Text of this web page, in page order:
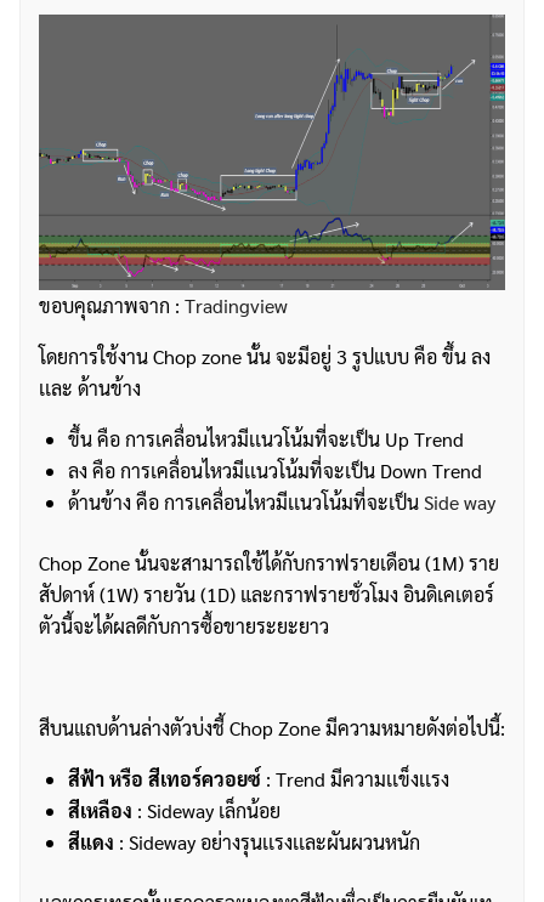
ขอบคุณภาพจาก : Tradingview
โดยการใช้งาน Chop zone นั้น จะมีอยู่ 3 รูปแบบ คือ ขึ้น ลง
เเละ ด้านข้าง
ขึ้น คือ การเคลื่อนไหวมีเเนวโน้มที่จะเป็น Up Trend
ลง คือ การเคลื่อนไหวมีเเนวโน้มที่จะเป็น Down Trend
ด้านข้าง คือ การเคลื่อนไหวมีเเนวโน้มที่จะเป็นSide way
Chop Zone นั้นจะสามารถใช้ได้กับกราฟรายเดือน (1M) ราย
สัปดาห์ (1W) รายวัน (1D) และกราฟรายชั่วโมง อินดิเคเตอร์
ตัวนี้จะได้ผลดีกับการซื้อขายระยะยาว
สีบนแถบด้านล่างตัวบ่งชี้ Chop Zone มีความหมายดังต่อไปนี้:
สีฟ้า หรือ สีเทอร์ควอยซ์ : Trend มีความเเข็งเเรง
สีเหลือง : Sideway เล็กน้อย
สีแดง : Sideway อย่างรุนเเรงเเละผันผวนหนัก